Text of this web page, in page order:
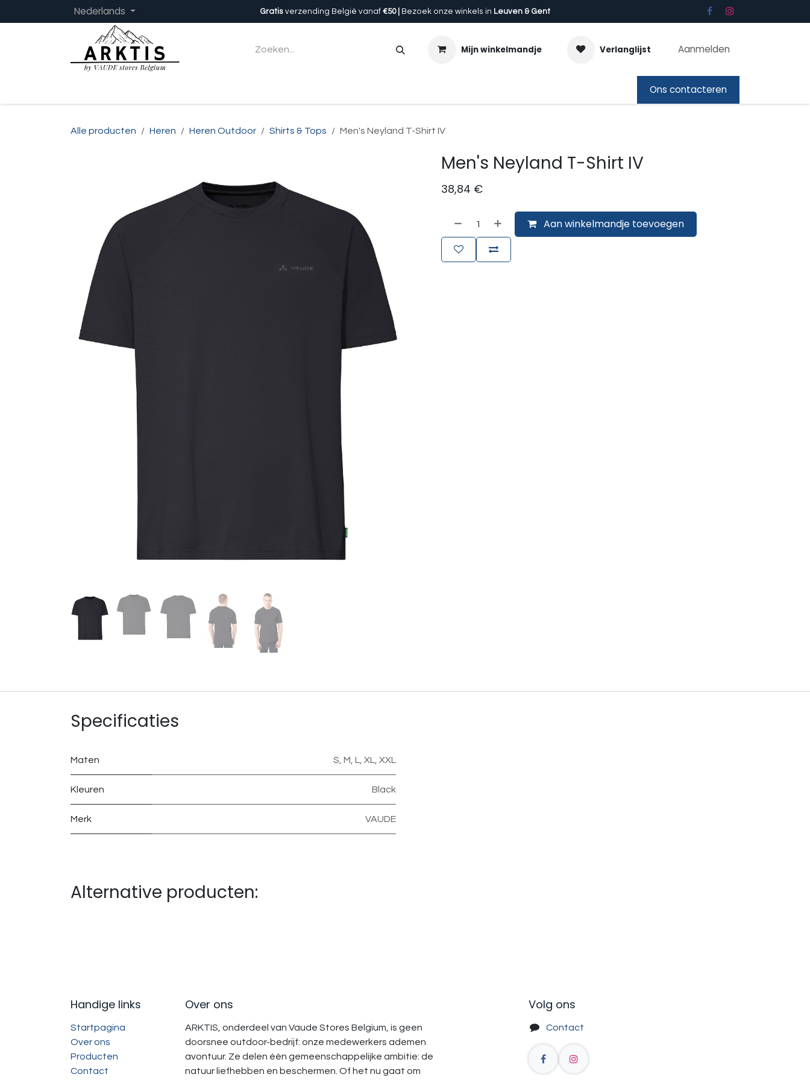
Overslaan naar inhoud
Nederlands Gratis verzending België vanaf €50 | Bezoek onze winkels in Leuven & Gent
Mijn winkelmandje Verlanglijst Aanmelden
Ons contacteren
Alle producten Heren Heren Outdoor Shirts & Tops Men's Neyland T-Shirt IV
Men's Neyland T-Shirt IV
38,84 €
Aan winkelmandje toevoegen
Specificaties
Maten S M L XL XXL
Kleuren Black
Merk VAUDE
Alternative producten:
Handige links
Startpagina
Over ons
Producten
Contact
Over ons
ARKTIS, onderdeel van Vaude Stores Belgium, is geen
doorsnee outdoor-bedrijf: onze medewerkers ademen
avontuur. Ze delen één gemeenschappelijke ambitie: de
natuur liefhebben en beschermen. Of het nu gaat om
Volg ons
Contact